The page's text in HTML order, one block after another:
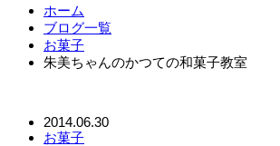
ホーム
ブログ一覧
お菓子
朱美ちゃんのかつての和菓子教室
2014.06.30
お菓子